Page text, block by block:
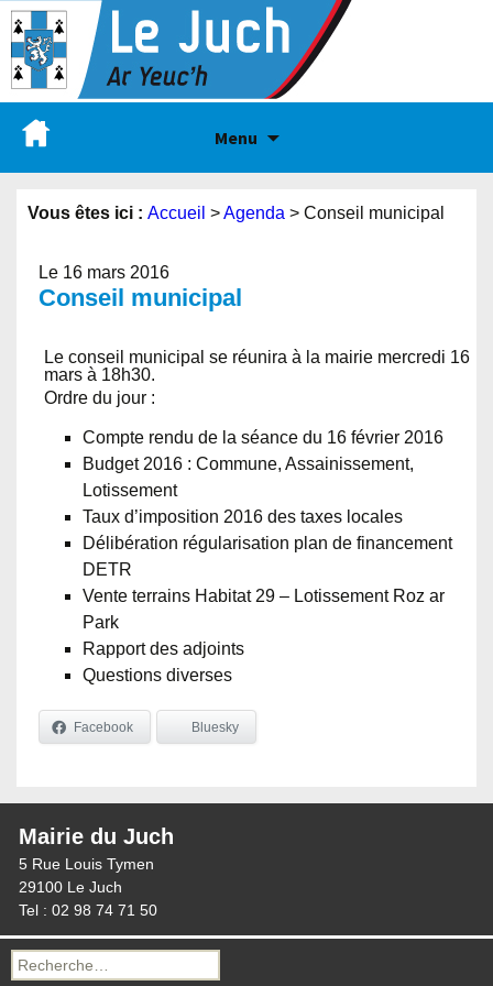
Menu
Vous êtes ici : Accueil >Agenda > Conseil municipal
Le 16 mars 2016
Conseil municipal
Le conseil municipal se réunira à la mairie mercredi 16
mars à 18h30.
Ordre du jour :
Compte rendu de la séance du 16 février 2016
Budget 2016 : Commune, Assainissement,
Lotissement
Taux d’imposition 2016 des taxes locales
Délibération régularisation plan de financement
DETR
Vente terrains Habitat 29 – Lotissement Roz ar
Park
Rapport des adjoints
Questions diverses
Facebook Bluesky
Mairie du Juch
5 Rue Louis Tymen
29100 Le Juch
Tel : 02 98 74 71 50
Recherche